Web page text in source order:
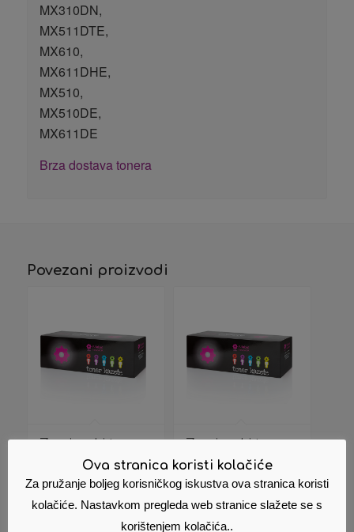
MX310DN,
MX511DTE,
MX610,
MX611DHE,
MX510,
MX510DE,
MX611DE
Brza dostava tonera
Povezani proizvodi
Zamjenski toner
(HP) Q5949A
5949A 49A
17,52 €
Cijena s PDV
Zamjenski toner
(HP) Q2613A
2613A 13A
Ova stranica koristi kolačiće
Za pružanje boljeg korisničkog iskustva ova stranica koristi
kolačiće. Nastavkom pregleda web stranice slažete se s
korištenjem kolačića..